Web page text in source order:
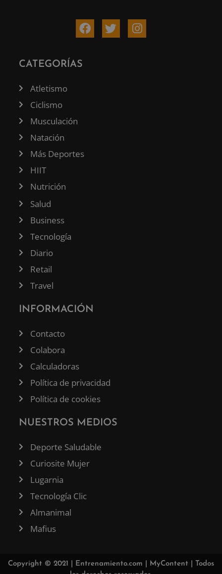
CATEGORÍAS
Atletismo
Ciclismo
Musculación
Natación
Más Deportes
HIIT
Nutrición
Salud
Business
Tecnología
Diario
Retail
Travel
INFORMACIÓN
Contacto
Colabora
Calculadoras
Política de privacidad
Política de cookies
NUESTROS MEDIOS
Deporte Saludable
Curiosite Mujer
Lugarnia
Tecnología Clic
Almanimal
Mafius
Copyright © 2021 | Entrenamiento.com MyContent | Todos